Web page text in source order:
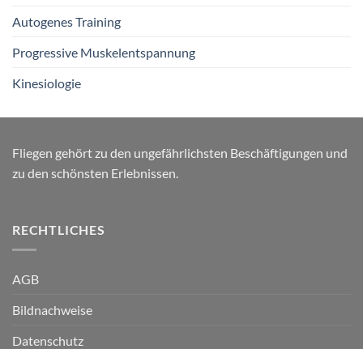
Autogenes Training
Progressive Muskelentspannung
Kinesiologie
Fliegen gehört zu den ungefährlichsten Beschäftigungen und
zu den schönsten Erlebnissen.
RECHTLICHES
AGB
Bildnachweise
Datenschutz